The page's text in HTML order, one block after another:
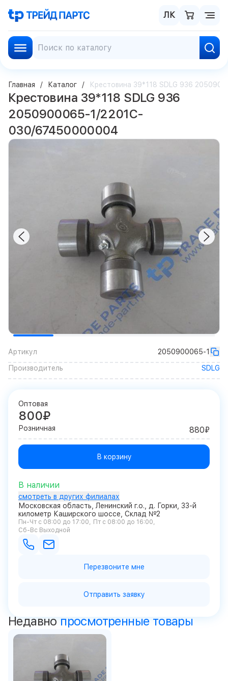
ЛК
Главная Каталог Крестовина 39*118 SDLG 936
Крестовина 39*118 SDLG 936
2050900065-1/2201C-
030/67450000004
Артикул
2050900065-1
Производитель
SDLG
Оптовая
800₽
Розничная 880₽
В корзину
В наличии
смотреть в других филиалах
Московская область, Ленинский г.о., д. Горки, 33-й
километр Каширского шоссе, Склад №2
Пн-Чт с 08:00 до 17:00
Пт с 08:00 до 16:00
Сб-Вс Выходной
Перезвоните мне
Отправить заявку
Недавно просмотренные товары